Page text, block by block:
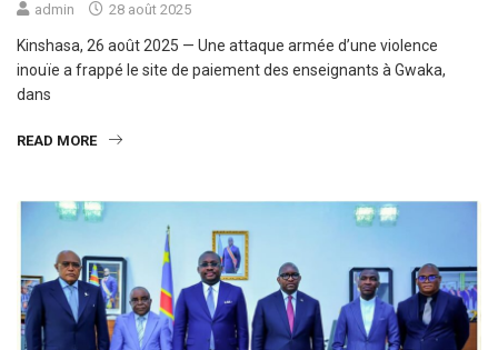
admin 28 août 2025
Kinshasa, 26 août 2025 — Une attaque armée d’une violence
inouïe a frappé le site de paiement des enseignants à Gwaka,
dans
READ MORE